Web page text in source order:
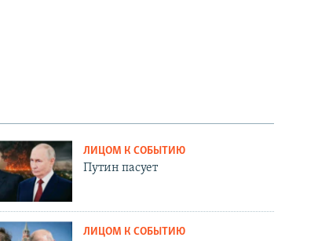
ЛИЦОМ К СОБЫТИЮ
Путин пасует
ЛИЦОМ К СОБЫТИЮ